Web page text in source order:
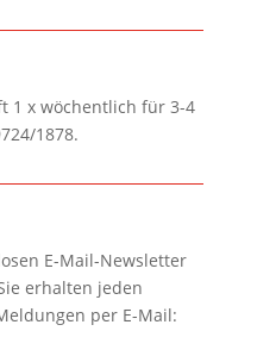
1 x wöchentlich für 3-4
1878.
E-Mail-Newsletter
erhalten jeden
per E-Mail: